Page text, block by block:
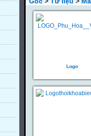
Logo